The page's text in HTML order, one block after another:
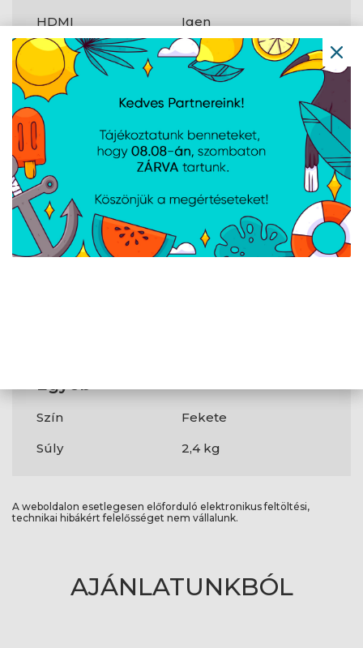
HDMI
Igen
LAN
1×Gigabit
WLAN
802.11ax
Bluetooth
Megbízható
platform modul
(TPM)
Igen
Webkamera Igen
Biztonság
Egyéb
Szín
Fekete
Súly
2,4 kg
A weboldalon esetlegesen előforduló elektronikus feltöltési,
technikai hibákért felelősséget nem vállalunk.
AJÁNLATUNKBÓL